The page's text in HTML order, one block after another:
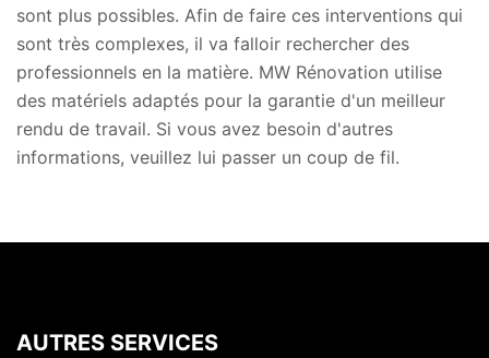
sont plus possibles. Afin de faire ces interventions qui
sont très complexes, il va falloir rechercher des
professionnels en la matière. MW Rénovation utilise
des matériels adaptés pour la garantie d'un meilleur
rendu de travail. Si vous avez besoin d'autres
informations, veuillez lui passer un coup de fil.
AUTRES SERVICES